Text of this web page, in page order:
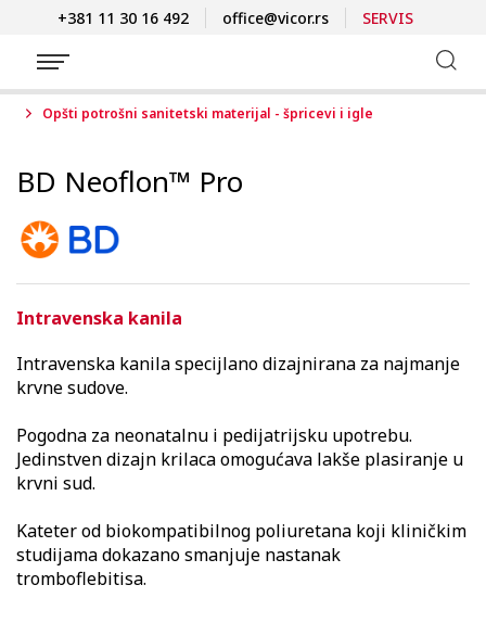
+381 11 30 16 492 office@vicor.rs SERVIS
Opšti potrošni sanitetski materijal - špricevi i igle
BD Neoflon™ Pro
Intravenska kanila
Intravenska kanila specijlano dizajnirana za najmanje
krvne sudove.
Pogodna za neonatalnu i pedijatrijsku upotrebu.
Jedinstven dizajn krilaca omogućava lakše plasiranje u
krvni sud.
Kateter od biokompatibilnog poliuretana koji kliničkim
studijama dokazano smanjuje nastanak
tromboflebitisa.